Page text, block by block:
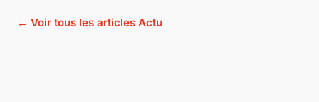
← Voir tous les articles Actu